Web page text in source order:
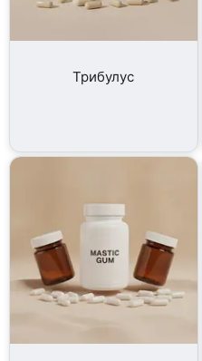
Трибулус